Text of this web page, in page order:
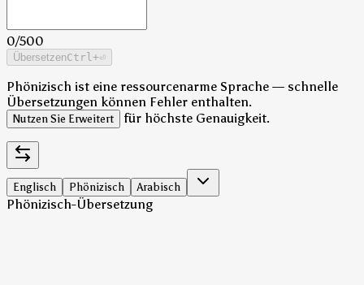
0/500
ÜbersetzenCtrl +⏎
Phönizisch ist eine ressourcenarme Sprache — schnelle
Übersetzungen können Fehler enthalten.
Nutzen Sie Erweitert für höchste Genauigkeit.
Englisch Phönizisch Arabisch
Phönizisch-Übersetzung